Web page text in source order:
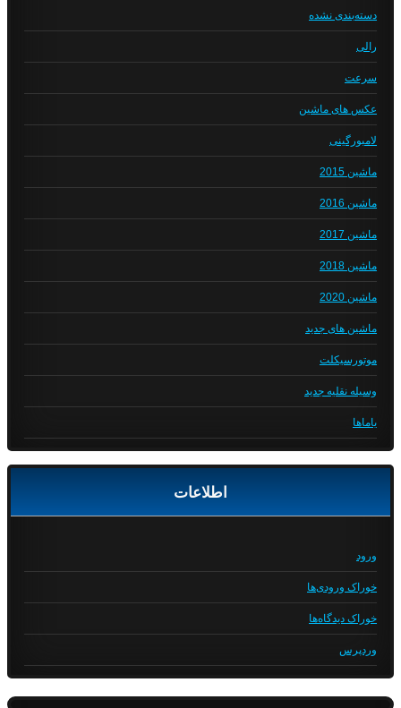
دسته‌بندی نشده
رالی
سرعت
عکس های ماشین
لامبورگینی
ماشین 2015
ماشین 2016
ماشین 2017
ماشین 2018
ماشین 2020
ماشین های جدید
موتورسیکلت
وسیله نقلیه جدید
یاماها
اطلاعات
ورود
خوراک ورودی‌ها
خوراک دیدگاه‌ها
وردپرس